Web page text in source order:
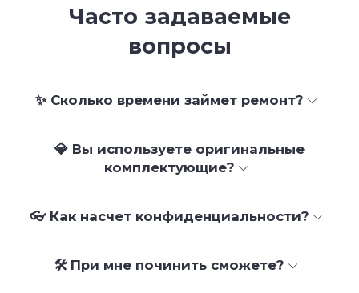
Часто задаваемые
вопросы
✨ Сколько времени займет ремонт?
💎 Вы используете оригинальные
комплектующие?
👓 Как насчет конфиденциальности?
🛠 При мне починить сможете?